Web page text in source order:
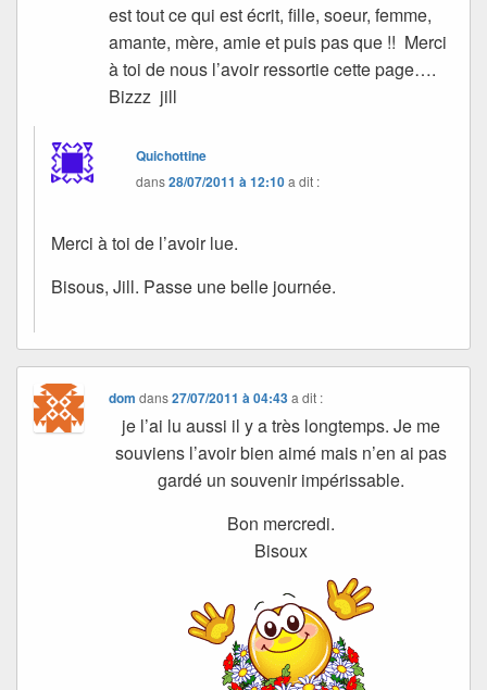
est tout ce qui est écrit, fille, soeur, femme,
amante, mère, amie et puis pas que !! Merci
à toi de nous l’avoir ressortie cette page….
Bizzz jill
Quichottine
dans28/07/2011 à 12:10a dit :
Merci à toi de l’avoir lue.
Bisous, Jill. Passe une belle journée.
dom dans27/07/2011 à 04:43 a dit :
je l’ai lu aussi il y a très longtemps. Je me
souviens l’avoir bien aimé mais n’en ai pas
gardé un souvenir impérissable.
Bon mercredi.
Bisoux